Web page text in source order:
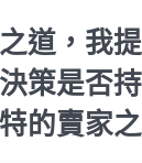
道，我
策是否
的賣家